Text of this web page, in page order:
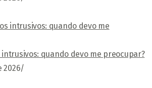
intrusivos: quando devo me preocupar?
2026/